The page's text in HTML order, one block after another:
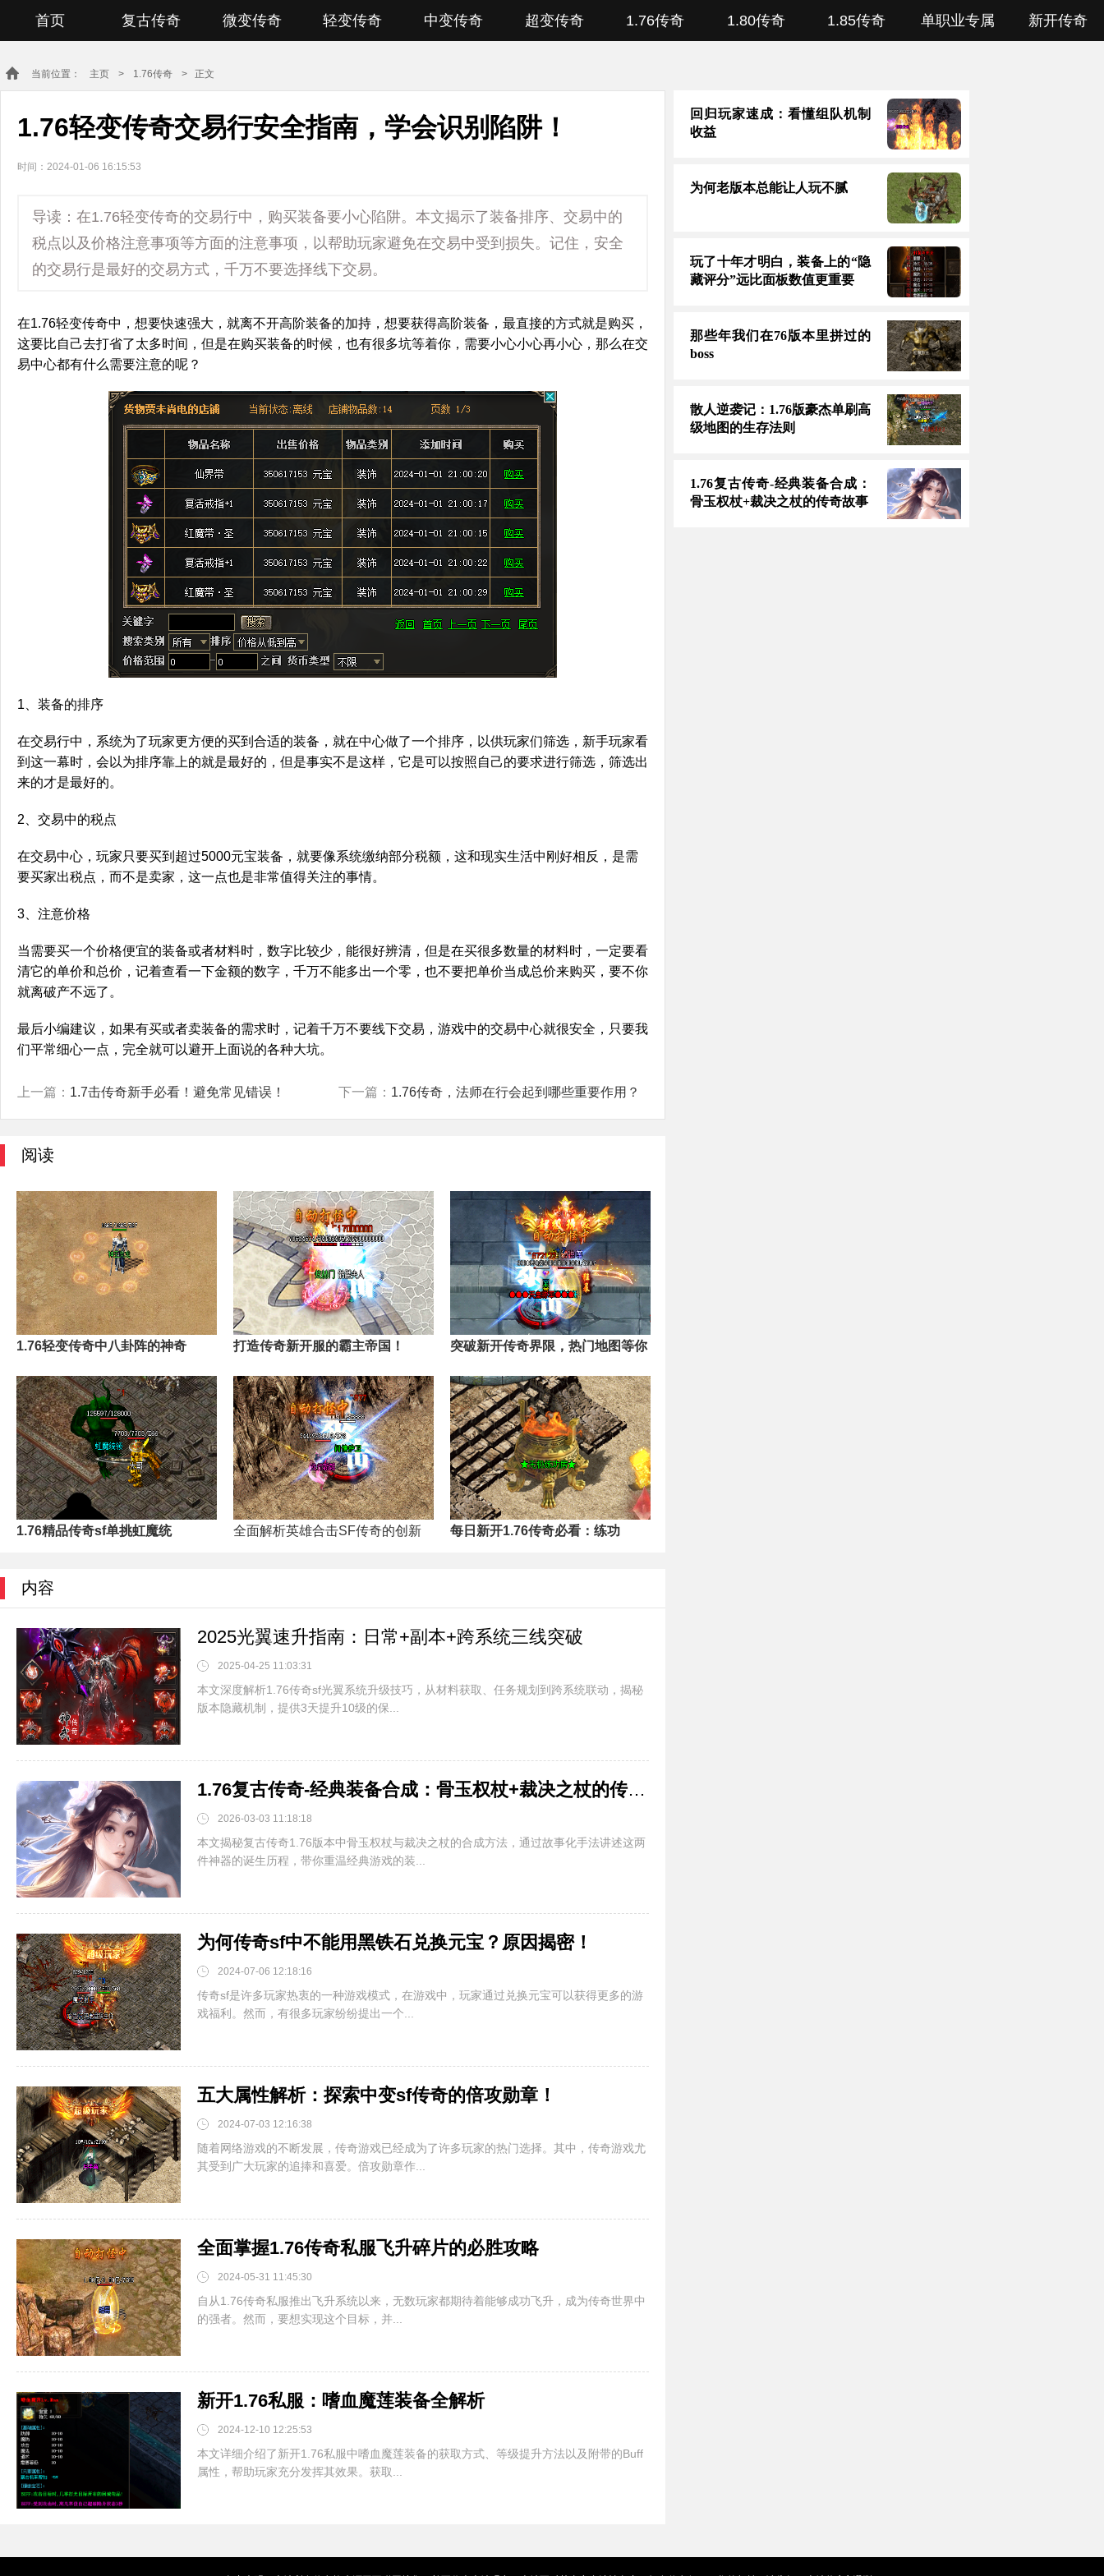
首页 复古传奇 微变传奇 轻变传奇 中变传奇 超变传奇 1.76传奇 1.80传奇 1.85传奇 单职业专属 新开传奇
当前位置： 主页 > 1.76传奇 > 正文
1.76轻变传奇交易行安全指南，学会识别陷阱！
时间：2024-01-06 16:15:53
导读：在1.76轻变传奇的交易行中，购买装备要小心陷阱。本文揭示了装备排序、交易中的
税点以及价格注意事项等方面的注意事项，以帮助玩家避免在交易中受到损失。记住，安全
的交易行是最好的交易方式，千万不要选择线下交易。
在1.76轻变传奇中，想要快速强大，就离不开高阶装备的加持，想要获得高阶装备，最直接的方式就是购买，
这要比自己去打省了太多时间，但是在购买装备的时候，也有很多坑等着你，需要小心小心再小心，那么在交
易中心都有什么需要注意的呢？
1、装备的排序
在交易行中，系统为了玩家更方便的买到合适的装备，就在中心做了一个排序，以供玩家们筛选，新手玩家看
到这一幕时，会以为排序靠上的就是最好的，但是事实不是这样，它是可以按照自己的要求进行筛选，筛选出
来的才是最好的。
2、交易中的税点
在交易中心，玩家只要买到超过5000元宝装备，就要像系统缴纳部分税额，这和现实生活中刚好相反，是需
要买家出税点，而不是卖家，这一点也是非常值得关注的事情。
3、注意价格
当需要买一个价格便宜的装备或者材料时，数字比较少，能很好辨清，但是在买很多数量的材料时，一定要看
清它的单价和总价，记着查看一下金额的数字，千万不能多出一个零，也不要把单价当成总价来购买，要不你
就离破产不远了。
最后小编建议，如果有买或者卖装备的需求时，记着千万不要线下交易，游戏中的交易中心就很安全，只要我
们平常细心一点，完全就可以避开上面说的各种大坑。
上一篇： 1.7击传奇新手必看！避免常见错误！ 下一篇： 1.76传奇，法师在行会起到哪些重要作用？
阅读
1.76轻变传奇中八卦阵的神奇 打造传奇新开服的霸主帝国！ 突破新开传奇界限，热门地图等你
1.76精品传奇sf单挑虹魔统 全面解析英雄合击SF传奇的创新 每日新开1.76传奇必看：练功
内容
2025光翼速升指南：日常+副本+跨系统三线突破
2025-04-25 11:03:31
本文深度解析1.76传奇sf光翼系统升级技巧，从材料获取、任务规划到跨系统联动，揭秘
版本隐藏机制，提供3天提升10级的保...
1.76复古传奇-经典装备合成：骨玉权杖+裁决之杖的传奇故事
2026-03-03 11:18:18
本文揭秘复古传奇1.76版本中骨玉权杖与裁决之杖的合成方法，通过故事化手法讲述这两
件神器的诞生历程，带你重温经典游戏的装...
为何传奇sf中不能用黑铁石兑换元宝？原因揭密！
2024-07-06 12:18:16
传奇sf是许多玩家热衷的一种游戏模式，在游戏中，玩家通过兑换元宝可以获得更多的游
戏福利。然而，有很多玩家纷纷提出一个...
五大属性解析：探索中变sf传奇的倍攻勋章！
2024-07-03 12:16:38
随着网络游戏的不断发展，传奇游戏已经成为了许多玩家的热门选择。其中，传奇游戏尤
其受到广大玩家的追捧和喜爱。倍攻勋章作...
全面掌握1.76传奇私服飞升碎片的必胜攻略
2024-05-31 11:45:30
自从1.76传奇私服推出飞升系统以来，无数玩家都期待着能够成功飞升，成为传奇世界中
的强者。然而，要想实现这个目标，并...
新开1.76私服：嗜血魔莲装备全解析
2024-12-10 12:25:53
本文详细介绍了新开1.76私服中嗜血魔莲装备的获取方式、等级提升方法以及附带的Buff
属性，帮助玩家充分发挥其效果。获取...
回归玩家速成：看懂组队机制
收益
为何老版本总能让人玩不腻
玩了十年才明白，装备上的“隐
藏评分”远比面板数值更重要
那些年我们在76版本里拼过的
boss
散人逆袭记：1.76版豪杰单刷高
级地图的生存法则
1.76复古传奇-经典装备合成：
骨玉权杖+裁决之杖的传奇故事